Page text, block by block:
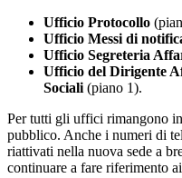
Ufficio Protocollo
Ufficio Messi di
Ufficio Segreteria
Ufficio del Dirigente
Sociali (piano 1).
Per tutti gli uffici rimangono
pubblico. Anche i numeri di
riattivati nella nuova sede a
continuare a fare riferimento